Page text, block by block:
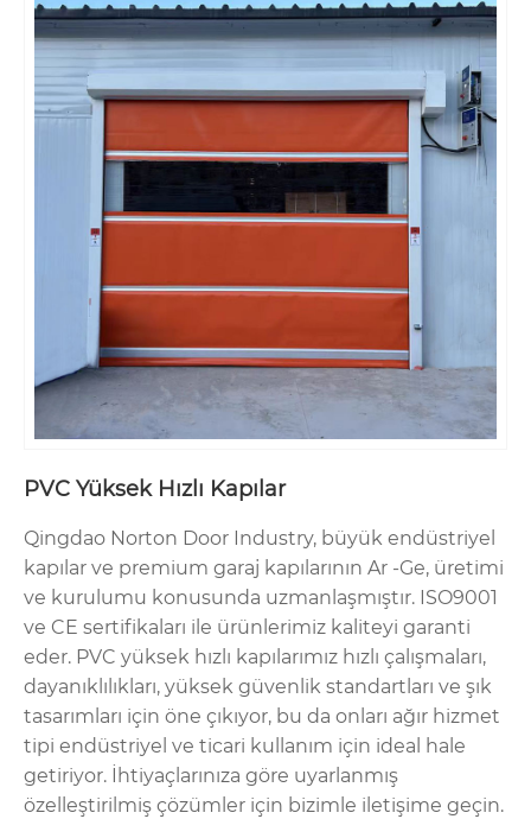
PVC Yüksek Hızlı Kapılar
Qingdao Norton Door Industry, büyük endüstriyel
kapılar ve premium garaj kapılarının Ar -Ge, üretimi
ve kurulumu konusunda uzmanlaşmıştır. ISO9001
ve CE sertifikaları ile ürünlerimiz kaliteyi garanti
eder. PVC yüksek hızlı kapılarımız hızlı çalışmaları,
dayanıklılıkları, yüksek güvenlik standartları ve şık
tasarımları için öne çıkıyor, bu da onları ağır hizmet
tipi endüstriyel ve ticari kullanım için ideal hale
getiriyor. İhtiyaçlarınıza göre uyarlanmış
özelleştirilmiş çözümler için bizimle iletişime geçin.